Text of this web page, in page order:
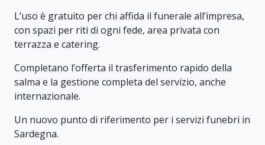
L’uso è gratuito per chi affida il funerale all’impresa,
con spazi per riti di ogni fede, area privata con
terrazza e catering.
Completano l’offerta il trasferimento rapido della
salma e la gestione completa del servizio, anche
internazionale.
Un nuovo punto di riferimento per i servizi funebri in
Sardegna.